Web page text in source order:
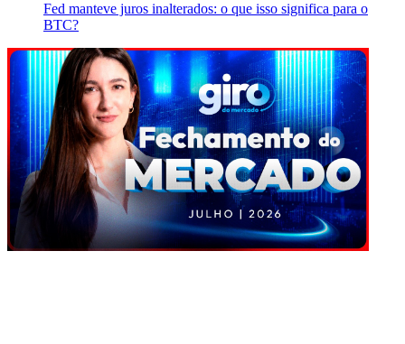
Fed manteve juros inalterados: o que isso significa para o
BTC?